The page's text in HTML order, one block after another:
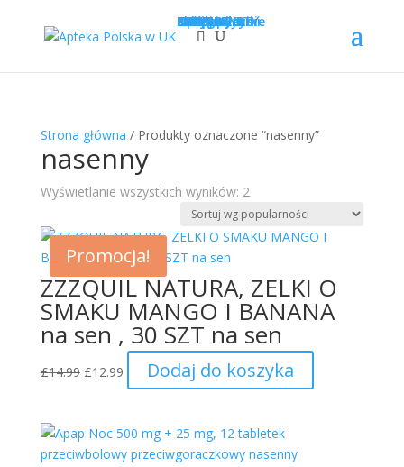
Sklep
Opcje wysyłki
Kategorie
LEKI
SUPLEMENTY
KOSMETYKI
PROMOCJE
Krótka data
Zadaj pytanie
Nowości!
0 £0.00
Strona główna / Produkty oznaczone “nasenny”
nasenny
Wyświetlanie wszystkich wyników: 2Posortowane
według
średniej
Promocja!
ZZZQUIL NATURA, ZELKI O
SMAKU MANGO I BANANA
na sen , 30 SZT na sen
£14.99 Pierwotna
£14.99.
£12.99Aktualna
cena
£12.99.
Dodaj do koszyka